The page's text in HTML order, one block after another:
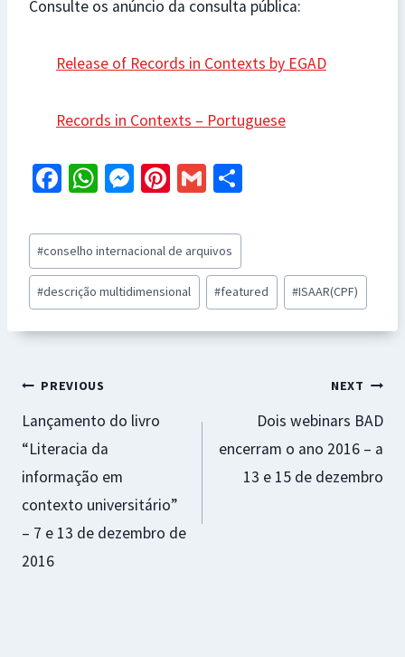
Consulte os anúncio da consulta pública:
Release of Records in Contexts by EGAD
Records in Contexts – Portuguese
Fa
b
o
o
k
W
at
sA
p
p
M
se
n
ge
r
Pi
er
es
t
G
ai
l
Post
Tags:
#conselho internacional de arquivos
#descrição multidimensional #featured #ISAAR(CPF)
Navegação
de
artigos
PREVIOUS
Lançamento do livro
“Literacia da
informação em
contexto universitário”
– 7 e 13 de dezembro de
2016
NEXT
Dois webinars BAD
encerram o ano 2016 – a
13 e 15 de dezembro